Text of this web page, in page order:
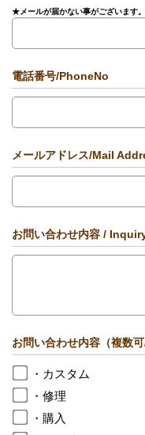
★メールが届かない事がございます
電話番号/PhoneNo
メールアドレス/Mail
お問い合わせ内容 /
お問い合わせ内容（複数可/
・カスタム
・修理
・購入